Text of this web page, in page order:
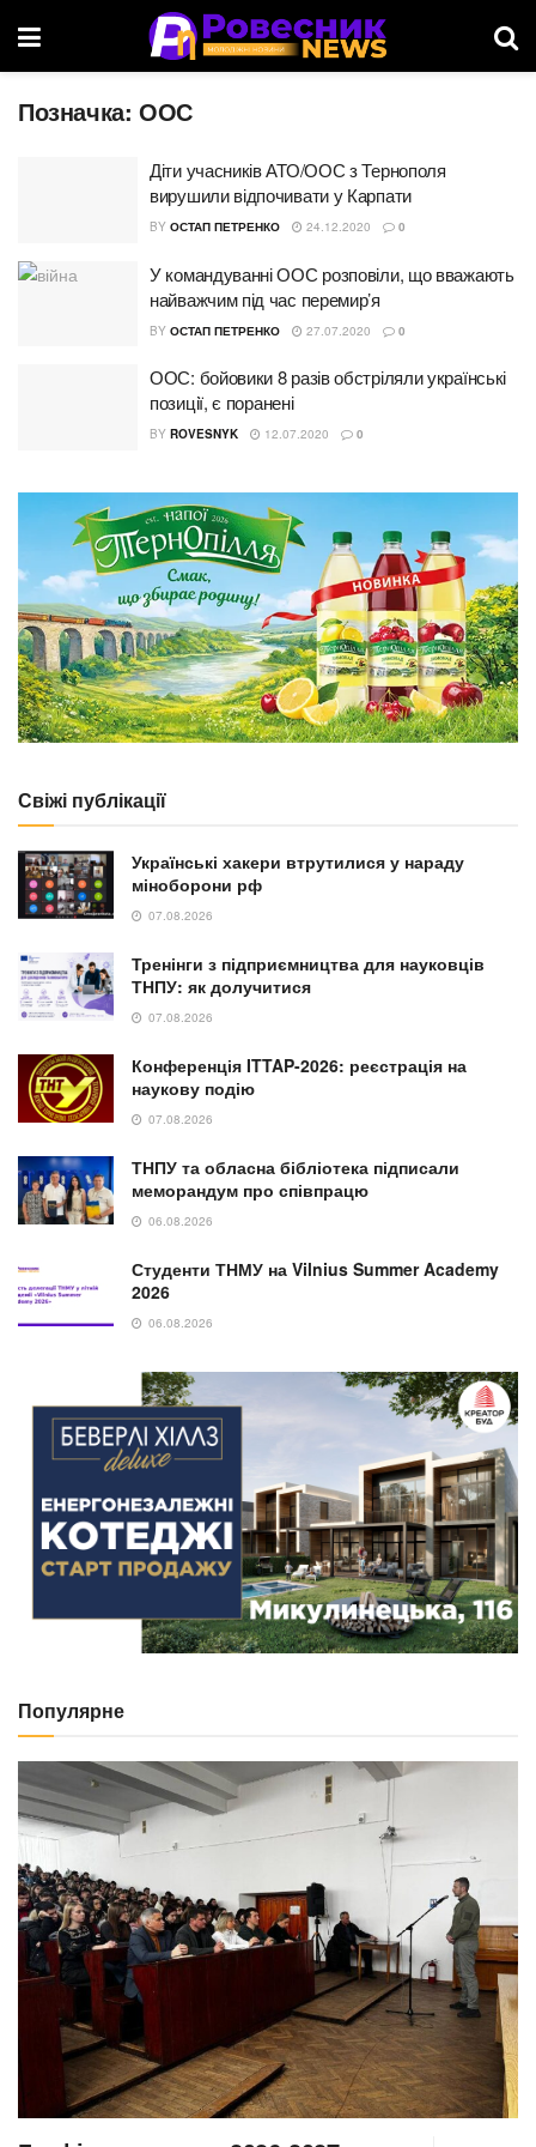
Позначка: ООС
Діти учасників АТО/ООС з Тернополя
вирушили відпочивати у Карпати
BY ОСТАП ПЕТРЕНКО 24.12.2020 0
У командуванні ООС розповіли, що вважають
найважчим під час перемир’я
BY ОСТАП ПЕТРЕНКО 27.07.2020 0
ООС: бойовики 8 разів обстріляли українські
позиції, є поранені
BY ROVESNYK 12.07.2020 0
Свіжі публікації
Українські хакери втрутилися у нараду
міноборони рф
07.08.2026
Тренінги з підприємництва для науковців
ТНПУ: як долучитися
07.08.2026
Конференція ITTAP-2026: реєстрація на
наукову подію
07.08.2026
ТНПУ та обласна бібліотека підписали
меморандум про співпрацю
06.08.2026
Студенти ТНМУ на Vilnius Summer Academy
2026
06.08.2026
Популярне